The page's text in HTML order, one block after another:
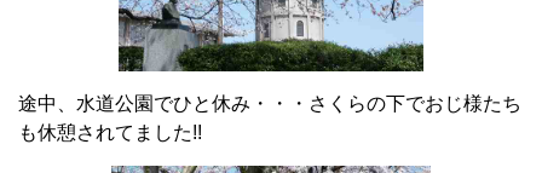
途中、水道公園でひと休み・・・さくらの下でおじ様たち
も休憩されてました!!